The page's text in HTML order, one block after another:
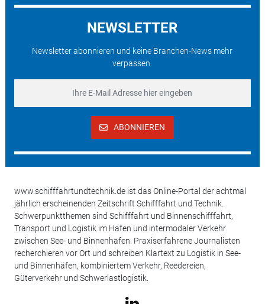
NEWSLETTER
Newsletter abonnieren und keine Branchen-News mehr
verpassen.
ABONNIEREN
www.schifffahrtundtechnik.de ist das Online-Portal der achtmal
jährlich erscheinenden Zeitschrift Schifffahrt und Technik.
Schwerpunktthemen sind Schifffahrt und Binnenschifffahrt,
Transport und Logistik im Hafen und intermodaler Verkehr
zwischen See- und Binnenhäfen. Praxiserfahrene Journalisten
recherchieren vor Ort und schreiben Klartext zu Logistik in See-
und Binnenhäfen, kombiniertem Verkehr, Reedereien,
Güterverkehr und Schwerlastlogistik.